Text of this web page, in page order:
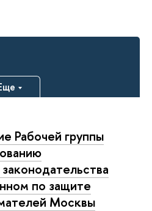
Рабочей группы
по защите
Москвы